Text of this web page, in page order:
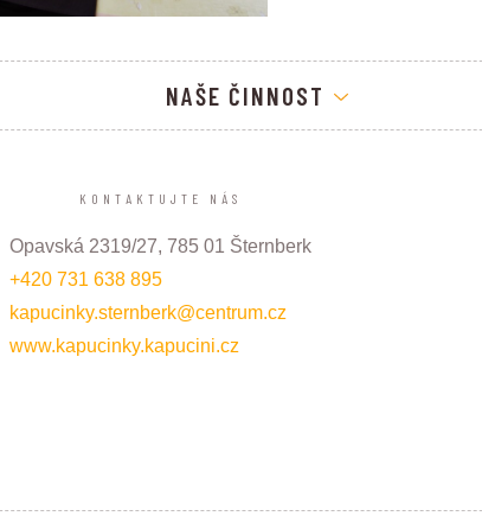
NAŠE ČINNOST
KONTAKTUJTE NÁS
Opavská 2319/27, 785 01 Šternberk
+420 731 638 895
kapucinky.sternberk@centrum.cz
www.kapucinky.kapucini.cz